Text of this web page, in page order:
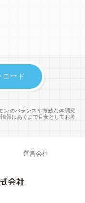
ンのバランスや微妙な体調変
報はあくまで目安としてお考
ード
運営会社